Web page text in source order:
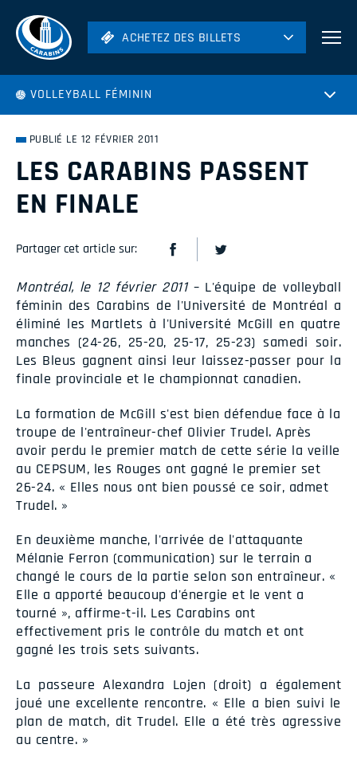
ACHETEZ DES BILLETS
Hockey
ACHETEZ DES BILLETS
VOLLEYBALL FÉMININ
PUBLIÉ LE 12 FÉVRIER 2011
LES CARABINS PASSENT
EN FINALE
Partager cet article sur:
Montréal, le 12 février 2011– L'équipe de volleyball
féminin des Carabins de l'Université de Montréal a
éliminé les Martlets à l'Université McGill en quatre
manches (24-26, 25-20, 25-17, 25-23) samedi soir.
Les Bleus gagnent ainsi leur laissez-passer pour la
finale provinciale et le championnat canadien.
La formation de McGill s'est bien défendue face à la
troupe de l'entraîneur-chef Olivier Trudel. Après
avoir perdu le premier match de cette série la veille
au CEPSUM, les Rouges ont gagné le premier set
26-24. « Elles nous ont bien poussé ce soir, admet
Trudel. »
En deuxième manche, l'arrivée de l'attaquante
Mélanie Ferron (communication) sur le terrain a
changé le cours de la partie selon son entraîneur. «
Elle a apporté beaucoup d'énergie et le vent a
tourné », affirme-t-il. Les Carabins ont
effectivement pris le contrôle du match et ont
gagné les trois sets suivants.
La passeure Alexandra Lojen (droit) a également
joué une excellente rencontre. « Elle a bien suivi le
plan de match, dit Trudel. Elle a été très agressive
au centre. »